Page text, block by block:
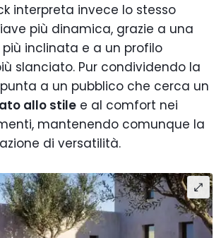
interpreta invece lo stesso
più dinamica, grazie a una
inclinata e a un profilo
slanciato. Pur condividendo la
a un pubblico che cerca un
allo stile e al comfort nei
mantenendo comunque la
di versatilità.